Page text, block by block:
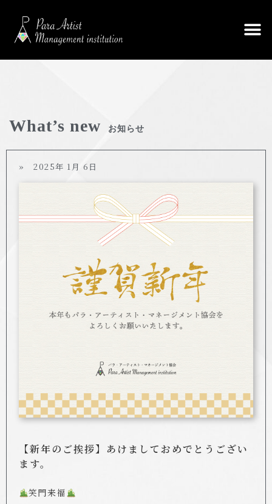
What’s new お知らせ
» 2025年 1月 6日
【新年のご挨拶】あけましておめでとうござい
ます。
笑門来福